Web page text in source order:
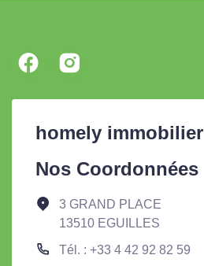
homely immobilier
Nos Coordonnées
3 GRAND PLACE
13510 EGUILLES
Tél. : +33 4 42 92 82 59